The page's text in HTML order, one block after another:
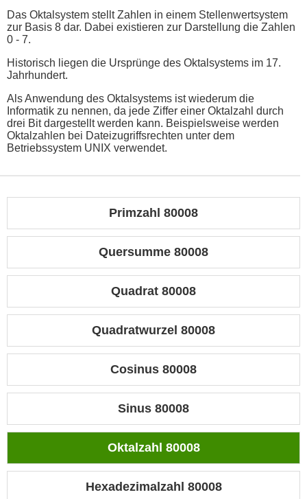
Das Oktalsystem stellt Zahlen in einem Stellenwertsystem
zur Basis 8 dar. Dabei existieren zur Darstellung die Zahlen
0 - 7.
Historisch liegen die Ursprünge des Oktalsystems im 17.
Jahrhundert.
Als Anwendung des Oktalsystems ist wiederum die
Informatik zu nennen, da jede Ziffer einer Oktalzahl durch
drei Bit dargestellt werden kann. Beispielsweise werden
Oktalzahlen bei Dateizugriffsrechten unter dem
Betriebssystem UNIX verwendet.
Primzahl 80008
Quersumme 80008
Quadrat 80008
Quadratwurzel 80008
Cosinus 80008
Sinus 80008
Oktalzahl 80008
Hexadezimalzahl 80008